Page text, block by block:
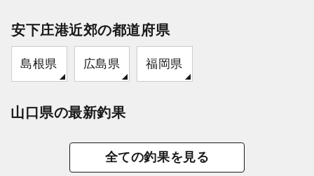
安下庄港近郊の都道府県
島根県 広島県 福岡県
山口県の最新釣果
全ての釣果を見る